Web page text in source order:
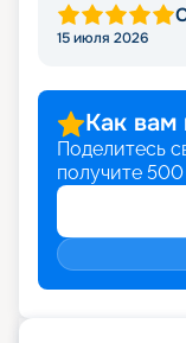
15 июля 2026
Как вам
Поделитесь
получите 500